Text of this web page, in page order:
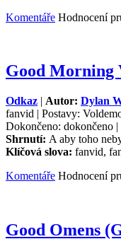
Komentáře Hodnocení
Good Morning
Odkaz | Autor: Dylan
fanvid | Postavy:
Dokončeno: dokončeno |
Shrnutí: A aby toho
Klíčová slova: fanvid,
Komentáře Hodnocení
Good Omens